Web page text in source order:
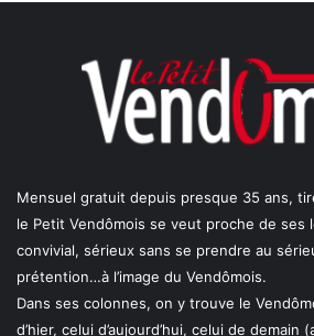
Mensuel gratuit depuis presque 35 ans,
le Petit Vendômois se veut proche de ses
convivial, sérieux sans se prendre au
prétention…à l’image du Vendômois.
Dans ses colonnes, on y trouve le
d’hier, celui d’aujourd’hui, celui de demain